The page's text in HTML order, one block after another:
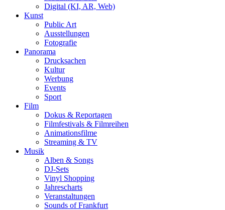
Digital (KI, AR, Web)
Kunst
Public Art
Ausstellungen
Fotografie
Panorama
Drucksachen
Kultur
Werbung
Events
Sport
Film
Dokus & Reportagen
Filmfestivals & Filmreihen
Animationsfilme
Streaming & TV
Musik
Alben & Songs
DJ-Sets
Vinyl Shopping
Jahrescharts
Veranstaltungen
Sounds of Frankfurt